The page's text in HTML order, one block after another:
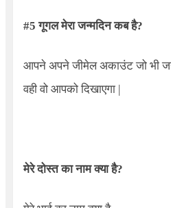
#5 गूगल मेरा जन्मदिन कब है?
आपने अपने जीमेल अकाउंट जो भी
वही वो आपको दिखाएगा |
मेरे दोस्त का नाम क्या है?